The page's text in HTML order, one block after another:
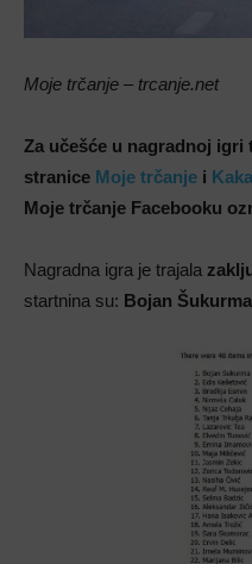
Moje trčanje – trcanje.net
Za učešće u nagradnoj igri
stranice Moje trčanje i
Moje trčanje Facebooku
Nagradna igra je trajala
startnina su: Bojan Šukurma